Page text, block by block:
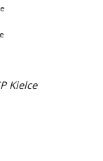
Kielce